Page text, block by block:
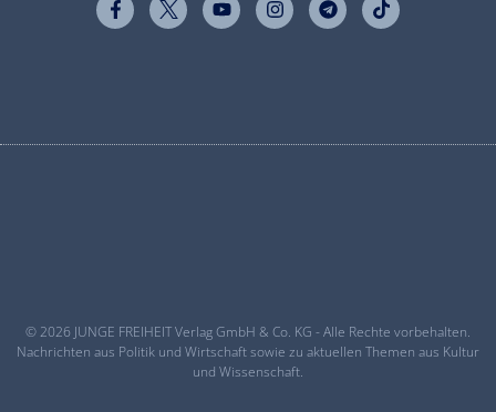
© 2026 JUNGE FREIHEIT Verlag GmbH & Co. KG - Alle Rechte vorbehalten.
Nachrichten aus Politik und Wirtschaft sowie zu aktuellen Themen aus Kultur
und Wissenschaft.